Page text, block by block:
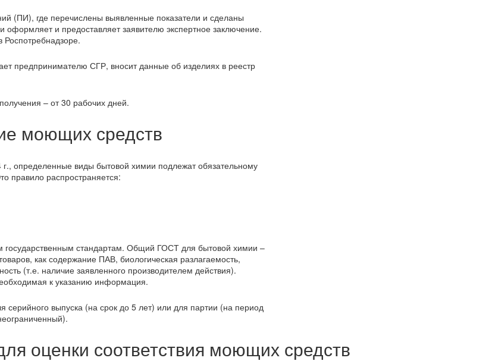
(ПИ), где перечислены выявленные показатели и сделаны
и предоставляет заявителю экспертное заключение.
Роспотребнадзоре.
предпринимателю СГР, вносит данные об изделиях в реестр
– от 30 рабочих дней.
моющих средств
определенные виды бытовой химии подлежат обязательному
правило распространяется:
государственным стандартам. Общий ГОСТ для бытовой химии –
как содержание ПАВ, биологическая разлагаемость,
(т.е. наличие заявленного производителем действия).
к указанию информация.
серийного выпуска (на срок до 5 лет) или для партии (на период
оценки соответствия моющих средств